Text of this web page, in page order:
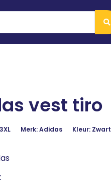
vest tiro
Merk: Adidas Kleur: Zwart